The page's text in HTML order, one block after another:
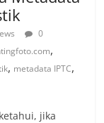
0
,
, metadata IPTC,
jika